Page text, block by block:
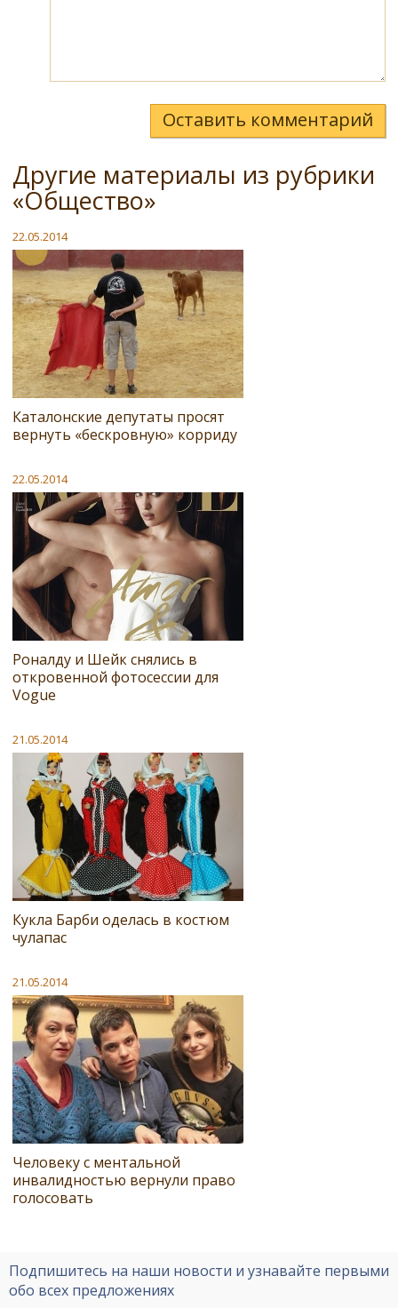
Оставить комментарий
Другие материалы из рубрики
«Общество»
22.05.2014
Каталонские депутаты просят
вернуть «бескровную» корриду
22.05.2014
Роналду и Шейк снялись в
откровенной фотосессии для
Vogue
21.05.2014
Кукла Барби оделась в костюм
чулапас
21.05.2014
Человеку с ментальной
инвалидностью вернули право
голосовать
Подпишитесь на наши новости и узнавайте первыми
обо всех предложениях